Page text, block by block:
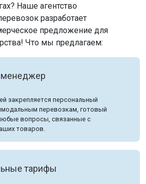
Наше агентство
разработает
предложение для
Что мы предлагаем:
закрепляется персональный
перевозкам, готовый
вопросы, связанные с
товаров.
тарифы